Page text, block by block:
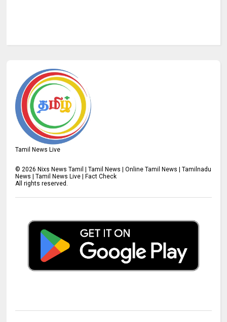
Tamil News Live
© 2026 Nixs News Tamil | Tamil News | Online Tamil News | Tamilnadu
News | Tamil News Live | Fact Check
All rights reserved.